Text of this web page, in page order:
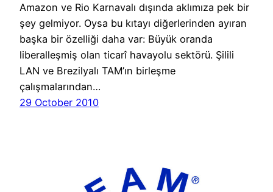
Amazon ve Rio Karnavalı dışında aklımıza pek bir
şey gelmiyor. Oysa bu kıtayı diğerlerinden ayıran
başka bir özelliği daha var: Büyük oranda
liberalleşmiş olan ticarî havayolu sektörü. Şilili
LAN ve Brezilyalı TAM’ın birleşme
çalışmalarından…
29 October 2010